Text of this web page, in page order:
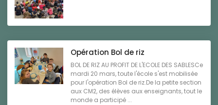
Opération Bol de riz
BOL DE RIZ AU PROFIT DE L'ECOLE DES SABLESCe
mardi 20 mars, toute l'école s'est mobilisée
pour l'opération Bol de riz.De la petite section
aux CM2, des élèves aux enseignants, tout le
monde a participé ...